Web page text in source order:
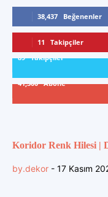
38,437 Beğenenler
11 Takipçiler
89 Takipçiler
41,300 Abone
Koridor Renk Hilesi |
by.dekor - 17 Kasım